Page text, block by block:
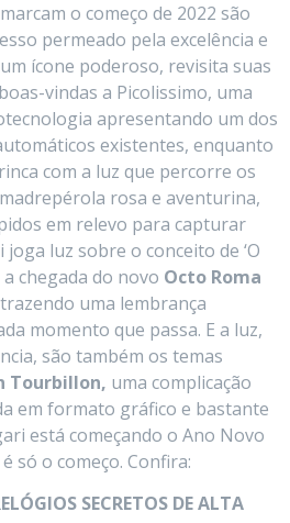
o começo de 2022 são
permeado pela excelência e
ícone poderoso, revisita suas
vindas a Picolissimo, uma
apresentando um dos
existentes, enquanto
com a luz que percorre os
rosa e aventurina,
em relevo para capturar
luz sobre o conceito de ‘O
a chegada do novo Octo Roma
uma lembrança
momento que passa. E a luz,
são também os temas
Tourbillon, uma complicação
em formato gráfico e bastante
está começando o Ano Novo
só o começo. Confira:
SECRETOS DE ALTA